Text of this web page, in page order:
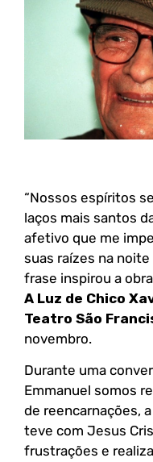
“Nossos espíritos
laços mais santos
afetivo que me
suas raízes na
frase inspirou a
A Luz de Chico
Teatro São
novembro.
Durante uma
Emmanuel somos
de reencarnações,
teve com Jesus
frustrações e